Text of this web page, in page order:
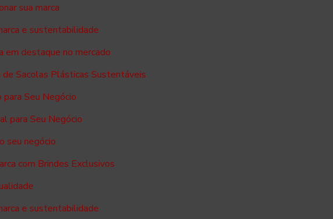
sua marca
e sustentabilidade
em destaque no mercado
de Sacolas Plásticas Sustentáveis
Seu Negócio
para Seu Negócio
seu negócio
com Brindes Exclusivos
e sustentabilidade